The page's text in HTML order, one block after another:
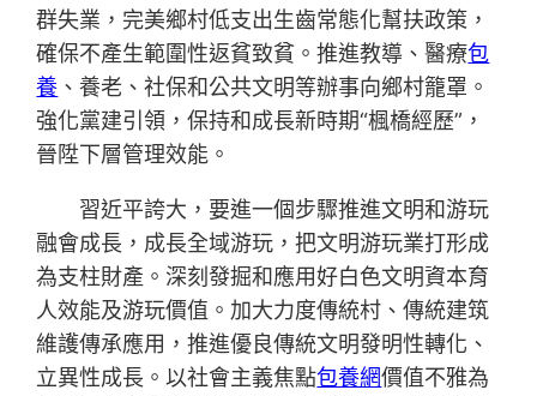
群失業，完美鄉村低支出生齒常態化幫扶政策，
確保不產生範圍性返貧致貧。推進教導、醫療包
養 、養老、社保和公共文明等辦事向鄉村籠罩。
強化黨建引領，保持和成長新時期“楓橋經歷”，
晉陞下層管理效能。
習近平誇大，要進一個步驟推進文明和游玩
融會成長，成長全域游玩，把文明游玩業打形成
為支柱財產。深刻發掘和應用好白色文明資本育
人效能及游玩價值。加大力度傳統村、傳統建筑
維護傳承應用，推進優良傳統文明發明性轉化、
立異性成長。以社會主義焦點包養網價值不雅為